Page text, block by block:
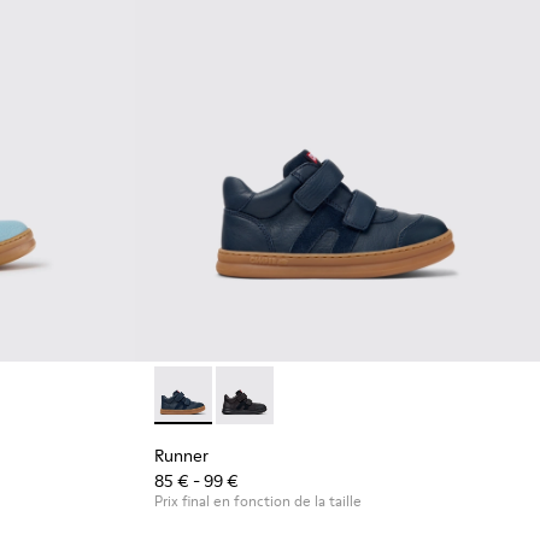
et nubuck pour enfants.
013
Trail - K800548-004
Drift Trail - K800548-001
en cuir bleu pour enfants.Runner - K900384-001 - Baskets bleues en
Runner - K900384-002
Runner
85 € - 99 €
Prix final en fonction de la taille